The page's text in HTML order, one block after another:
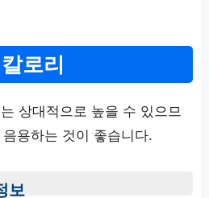
로리
상대적으로 높을 수 있으므
용하는 것이 좋습니다.
보